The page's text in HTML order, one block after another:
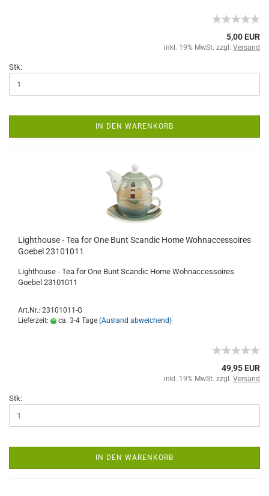
5,00 EUR
inkl. 19% MwSt. zzgl. Versand
Stk:
IN DEN WARENKORB
Lighthouse - Tea for One Bunt Scandic Home Wohnaccessoires
Goebel 23101011
Lighthouse - Tea for One Bunt Scandic Home Wohnaccessoires
Goebel 23101011
Art.Nr.: 23101011-G
Lieferzeit:
ca. 3-4 Tage (Ausland abweichend)
49,95 EUR
inkl. 19% MwSt. zzgl. Versand
Stk:
IN DEN WARENKORB